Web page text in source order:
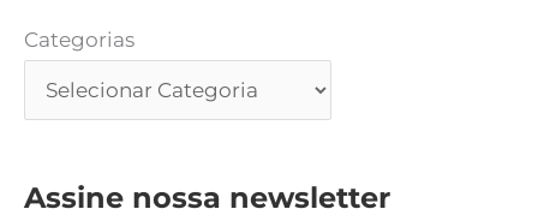
Categorias
Assine nossa newsletter